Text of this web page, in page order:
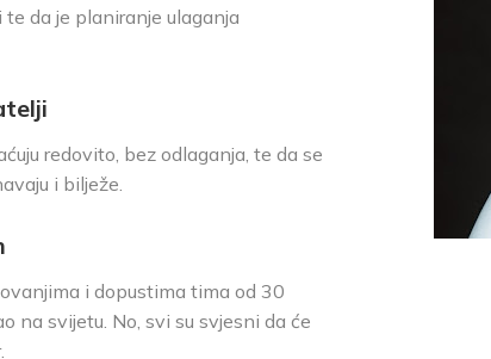
da je planiranje ulaganja
redovito, bez odlaganja, te da se
i bilježe.
i dopustima tima od 30
na svijetu. No, svi su svjesni da će